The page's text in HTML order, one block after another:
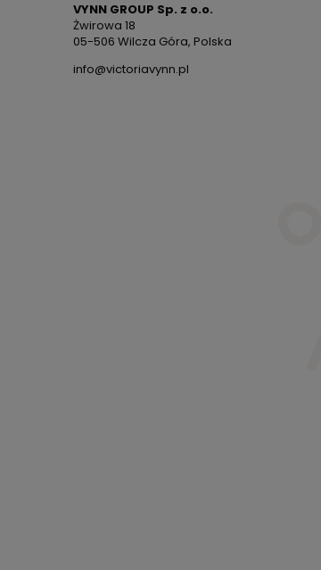
VYNN GROUP Sp. z o.o.
Żwirowa 18
05-506 Wilcza Góra, Polska
info@victoriavynn.pl